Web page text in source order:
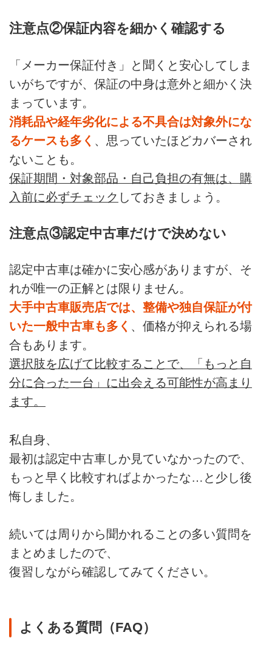
注意点②保証内容を細かく確認する
「メーカー保証付き」と聞くと安心してしま
いがちですが、保証の中身は意外と細かく決
まっています。
消耗品や経年劣化による不具合は対象外にな
るケースも多く 、思っていたほどカバーされ
ないことも。
保証期間・対象部品・自己負担の有無は、購
入前に必ずチェック しておきましょう。
注意点③認定中古車だけで決めない
認定中古車は確かに安心感がありますが、そ
れが唯一の正解とは限りません。
大手中古車販売店では、整備や独自保証が付
いた一般中古車も多く 、価格が抑えられる場
合もあります。
選択肢を広げて比較することで、「もっと自
分に合った一台」に出会える可能性が高まり
ます。
私自身、
最初は認定中古車しか見ていなかったので、
もっと早く比較すればよかったな…と少し後
悔しました。
続いては周りから聞かれることの多い質問を
まとめましたので、
復習しながら確認してみてください。
よくある質問（FAQ）